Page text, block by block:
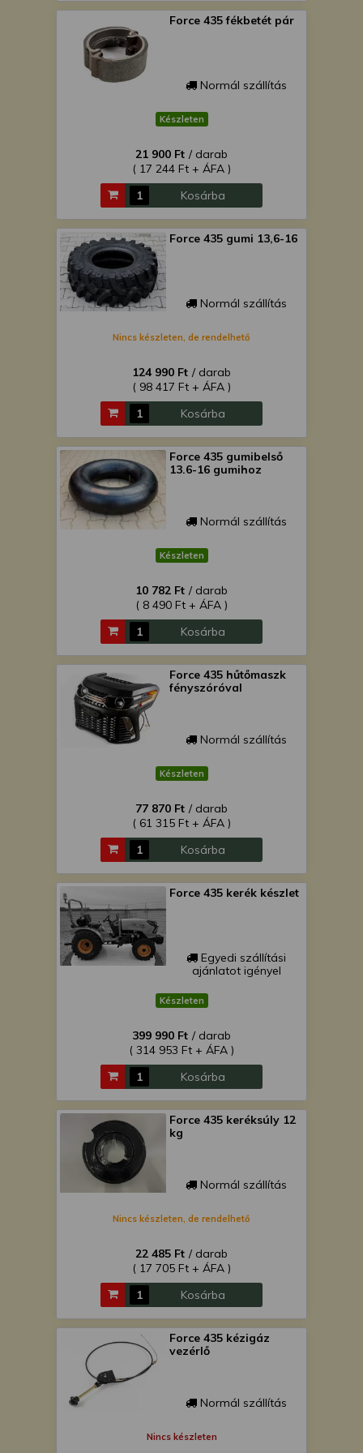
Force 435 fékbetét pár
Normál szállítás
Készleten
21 900 Ft / darab
( 17 244 Ft + ÁFA )
Kosárba
Force 435 gumi 13,6-16
Normál szállítás
Nincs készleten, de rendelhető
124 990 Ft / darab
( 98 417 Ft + ÁFA )
Kosárba
Force 435 gumibelső
13.6-16 gumihoz
Normál szállítás
Készleten
10 782 Ft / darab
( 8 490 Ft + ÁFA )
Kosárba
Force 435 hűtőmaszk
fényszóróval
Normál szállítás
Készleten
77 870 Ft / darab
( 61 315 Ft + ÁFA )
Kosárba
Force 435 kerék készlet
Egyedi szállítási
ajánlatot igényel
Készleten
399 990 Ft / darab
( 314 953 Ft + ÁFA )
Kosárba
Force 435 keréksúly 12
kg
Normál szállítás
Nincs készleten, de rendelhető
22 485 Ft / darab
( 17 705 Ft + ÁFA )
Kosárba
Force 435 kézigáz
vezérlő
Normál szállítás
Nincs készleten